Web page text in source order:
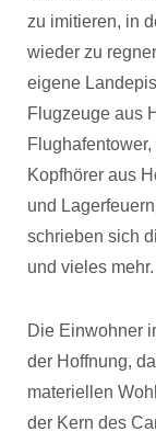
zu imitieren, in
wieder zu
eigene
Flugzeuge aus
Kopfhörer aus
und
schrieben sich
und vieles mehr.
Die Einwohner
der Hoffnung,
materiellen
der Kern des